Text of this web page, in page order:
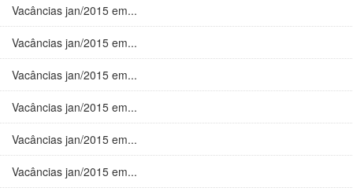
Vacâncias jan/2015 em...
Vacâncias jan/2015 em...
Vacâncias jan/2015 em...
Vacâncias jan/2015 em...
Vacâncias jan/2015 em...
Vacâncias jan/2015 em...